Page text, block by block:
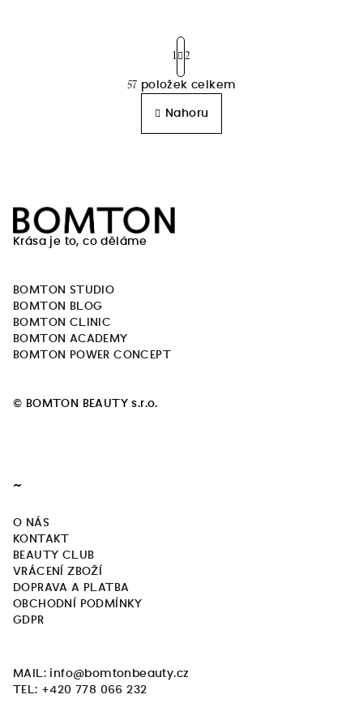
O
v
l
S
t
r
á
n
k
o
1 2
57 položek celkem
Nahoru
Krása je to, co děláme
BOMTON STUDIO
BOMTON BLOG
BOMTON CLINIC
BOMTON ACADEMY
BOMTON POWER CONCEPT
© BOMTON BEAUTY s.r.o.
~
O NÁS
KONTAKT
BEAUTY CLUB
VRÁCENÍ ZBOŽÍ
DOPRAVA A PLATBA
OBCHODNÍ PODMÍNKY
GDPR
MAIL: info@bomtonbeauty.cz
TEL: +420 778 066 232